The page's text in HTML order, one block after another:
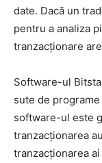
date. Dacă un
pentru a analiza
tranzacționare
Software-ul
sute de
software-ul este
tranzacționarea
tranzacționarea